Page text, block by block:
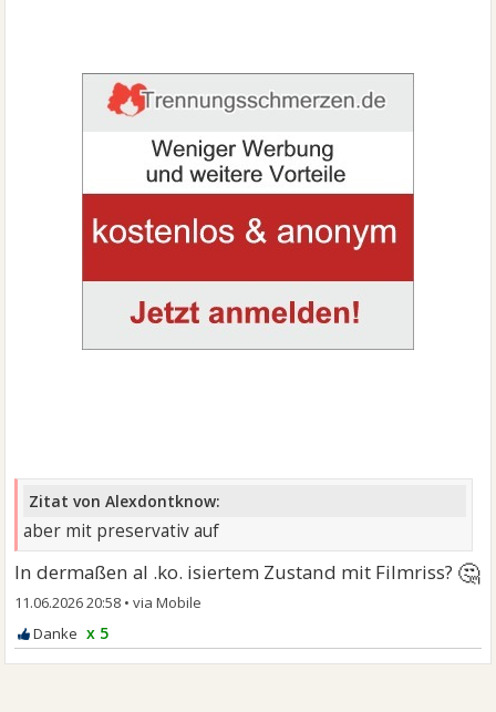
Zitat von Alexdontknow:
aber mit preservativ auf
In dermaßen al .ko. isiertem Zustand mit Filmriss? 🤔
11.06.2026 20:58 •
x 5